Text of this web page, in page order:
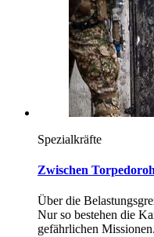
Spezialkräfte
Zwischen
Über die
Nur so bestehen die
gefährlichen Missionen.